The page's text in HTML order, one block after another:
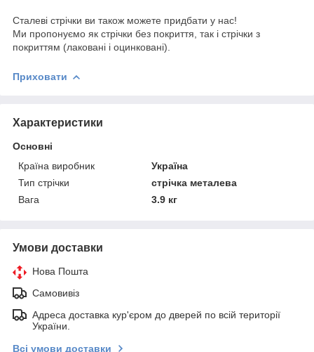
Сталеві стрічки ви також можете придбати у нас!
Ми пропонуємо як стрічки без покриття, так і стрічки з
покриттям (лаковані і оцинковані).
Приховати
Характеристики
Основні
Країна виробник
Україна
Тип стрічки
стрічка металева
Вага
3.9 кг
Умови доставки
Нова Пошта
Самовивіз
Адреса доставка кур'єром до дверей по всій території
України.
Всі умови доставки